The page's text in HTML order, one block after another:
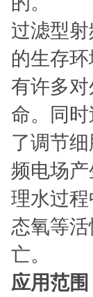
过滤型
的生存
有许多
命。同
了调节
频电场
理水过
态氧等
亡。
应用范